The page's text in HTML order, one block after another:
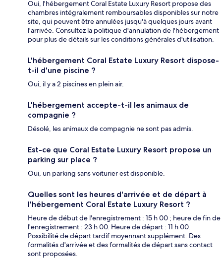
Oui, l'hébergement Coral Estate Luxury Resort propose des
chambres intégralement remboursables disponibles sur notre
site, qui peuvent être annulées jusqu'à quelques jours avant
l'arrivée. Consultez la politique d'annulation de l'hébergement
pour plus de détails sur les conditions générales d'utilisation.
L'hébergement Coral Estate Luxury Resort dispose-
t-il d'une piscine ?
Oui, il y a 2 piscines en plein air.
L'hébergement accepte-t-il les animaux de
compagnie ?
Désolé, les animaux de compagnie ne sont pas admis.
Est-ce que Coral Estate Luxury Resort propose un
parking sur place ?
Oui, un parking sans voiturier est disponible.
Quelles sont les heures d'arrivée et de départ à
l'hébergement Coral Estate Luxury Resort ?
Heure de début de l'enregistrement : 15 h 00 ; heure de fin de
l'enregistrement : 23 h 00. Heure de départ : 11 h 00.
Possibilité de départ tardif moyennant supplément. Des
formalités d'arrivée et des formalités de départ sans contact
sont proposées.